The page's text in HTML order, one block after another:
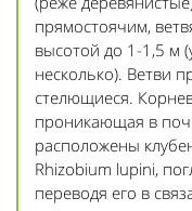
прямостоячим,
высотой до 1-1,5 м
несколько). Ветви
стелющиеся.
проникающая в
расположены
Rhizobium lupini,
переводя его в